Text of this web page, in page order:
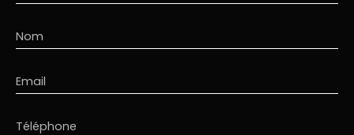
Nom
Email
Téléphone